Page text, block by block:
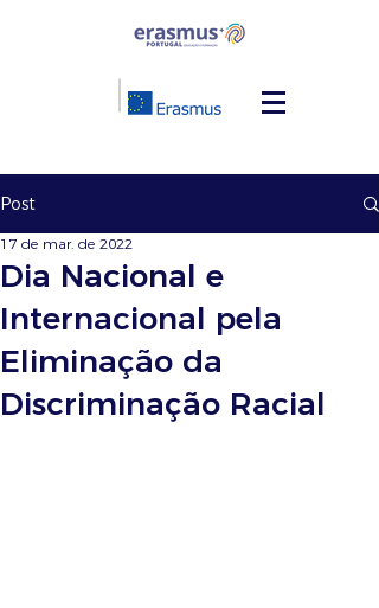
Post
Dia Nacional e
Internacional pela
Eliminação da
Discriminação Racial
17 de mar. de 2022